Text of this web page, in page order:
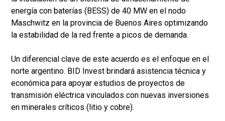
energía con baterías (BESS) de 40 MW en el nodo
Maschwitz en la provincia de Buenos Aires optimizando
la estabilidad de la red frente a picos de demanda.
Un diferencial clave de este acuerdo es el enfoque en el
norte argentino. BID Invest brindará asistencia técnica y
económica para apoyar estudios de proyectos de
transmisión eléctrica vinculados con nuevas inversiones
en minerales críticos (litio y cobre).